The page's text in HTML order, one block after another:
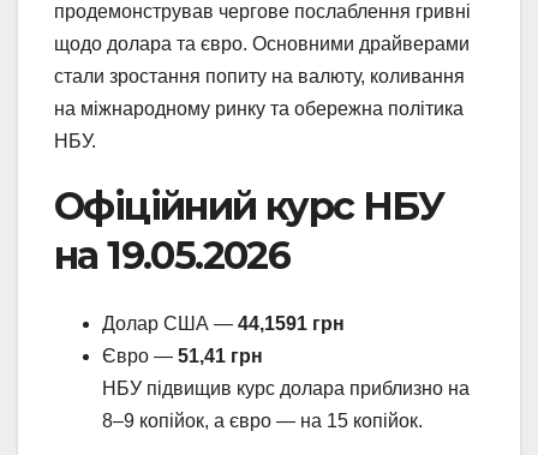
продемонстрував чергове послаблення гривні
щодо долара та євро. Основними драйверами
стали зростання попиту на валюту, коливання
на міжнародному ринку та обережна політика
НБУ.
Офіційний курс НБУ
на 19.05.2026
Долар США — 44,1591 грн
Євро — 51,41 грн
НБУ підвищив курс долара приблизно на
8–9 копійок, а євро — на 15 копійок.